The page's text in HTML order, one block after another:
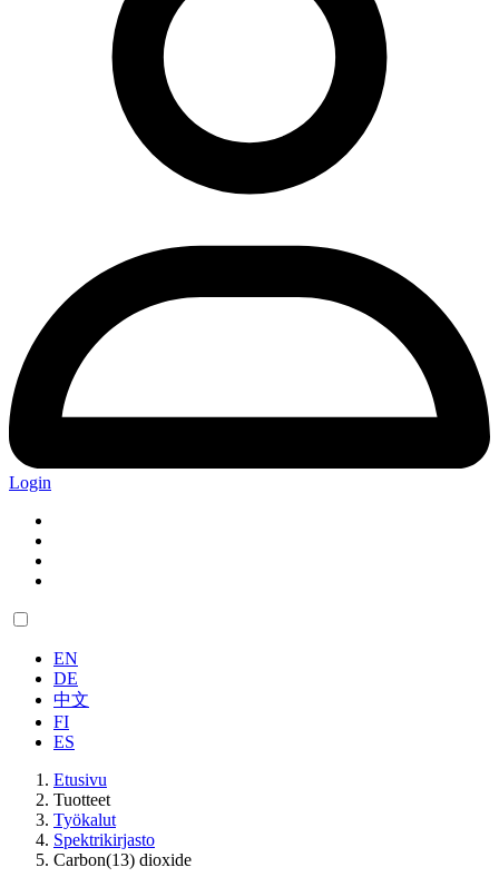
Login
EN
DE
中文
FI
ES
Etusivu
Tuotteet
Työkalut
Spektrikirjasto
Carbon(13) dioxide